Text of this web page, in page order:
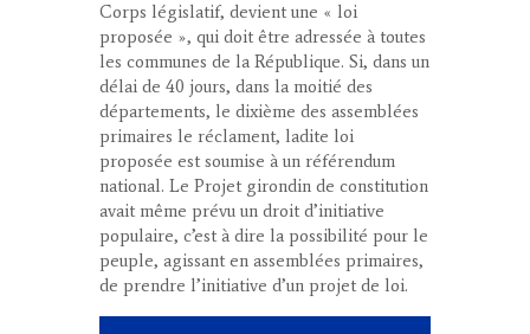
Corps législatif, devient une « loi
proposée », qui doit être adressée à toutes
les communes de la République. Si, dans un
délai de 40 jours, dans la moitié des
départements, le dixième des assemblées
primaires le réclament, ladite loi
proposée est soumise à un référendum
national. Le Projet girondin de constitution
avait même prévu un droit d’initiative
populaire, c’est à dire la possibilité pour le
peuple, agissant en assemblées primaires,
de prendre l’initiative d’un projet de loi.